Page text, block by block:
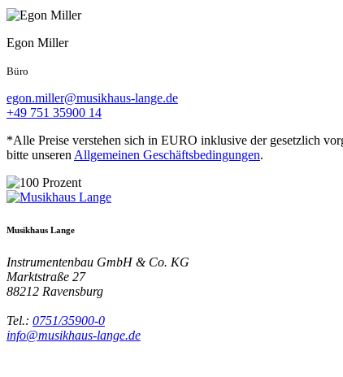
Egon Miller
Büro
egon.miller@musikhaus-lange.de
+49 751 35900 14
*Alle Preise verstehen sich in EURO inklusive der gesetzlich
bitte unseren Allgemeinen Geschäftsbedingungen.
Musikhaus Lange
Instrumentenbau GmbH & Co. KG
Marktstraße 27
88212 Ravensburg
Tel.: 0751/35900-0
info@musikhaus-lange.de